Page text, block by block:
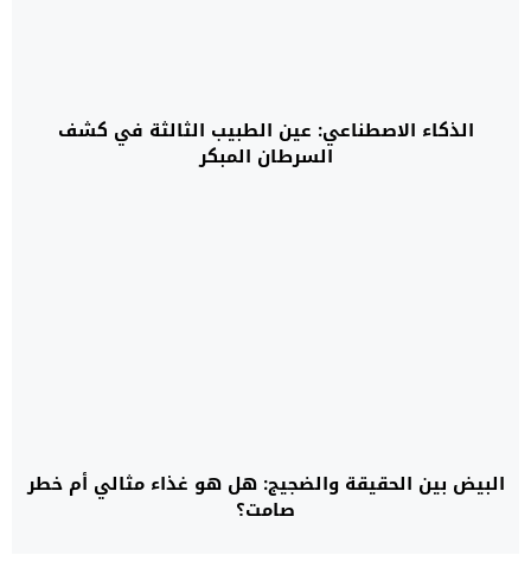
الذكاء الاصطناعي: عين الطبيب الثالثة في كشف
السرطان المبكر
البيض بين الحقيقة والضجيج: هل هو غذاء مثالي أم خطر
صامت؟